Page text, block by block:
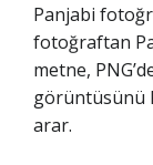
Panjabi
fotoğraftan
metne,
görüntüsünü
arar.